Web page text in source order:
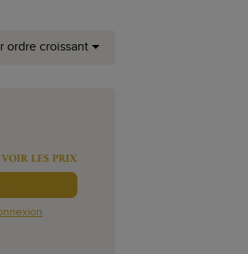
ordre croissant
LES PRIX